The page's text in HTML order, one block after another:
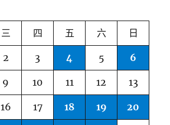
三 四 五 六 日
2 3 4 5 6
9 10 11 12 13
16 17 18 19 20